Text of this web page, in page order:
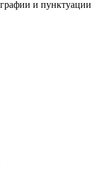
и пунктуации